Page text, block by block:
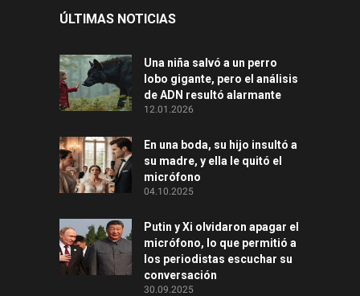
ÚLTIMAS NOTICIAS
Una niña salvó a un perro
lobo gigante, pero el análisis
de ADN resultó alarmante
12.01.2026
En una boda, su hijo insultó a
su madre, y ella le quitó el
micrófono
04.10.2025
Putin y Xi olvidaron apagar el
micrófono, lo que permitió a
los periodistas escuchar su
conversación
30.09.2025